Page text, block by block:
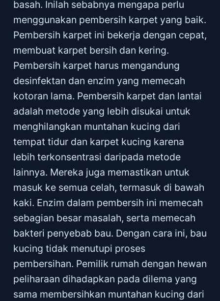
basah. Inilah sebabnya mengapa perlu
menggunakan pembersih karpet yang baik.
Pembersih karpet ini bekerja dengan cepat,
membuat karpet bersih dan kering.
Pembersih karpet harus mengandung
desinfektan dan enzim yang memecah
kotoran lama. Pembersih karpet dan lantai
adalah metode yang lebih disukai untuk
menghilangkan muntahan kucing dari
tempat tidur dan karpet kucing karena
lebih terkonsentrasi daripada metode
lainnya. Mereka juga memastikan untuk
masuk ke semua celah, termasuk di bawah
kaki. Enzim dalam pembersih ini memecah
sebagian besar masalah, serta memecah
bakteri penyebab bau. Dengan cara ini, bau
kucing tidak menutupi proses
pembersihan. Pemilik rumah dengan hewan
peliharaan dihadapkan pada dilema yang
sama membersihkan muntahan kucing dari